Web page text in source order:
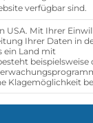
c5e3e522
verfügbar sind.
USA. Mit Ihrer
Ihrer Daten in
ein Land mit
beispielsweise
Klagemöglichkeit